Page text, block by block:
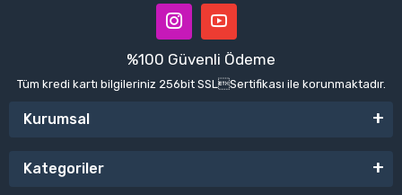
%100 Güvenli Ödeme
Tüm kredi kartı bilgileriniz 256bit SSLSertifikası ile korunmaktadır.
Kurumsal
Kategoriler